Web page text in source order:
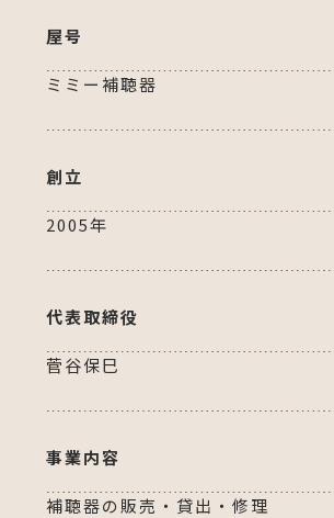
屋号
ミミー補聴器
創立
2005年
代表取締役
菅谷保巳
事業内容
補聴器の販売・貸出・修理